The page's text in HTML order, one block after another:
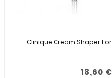
Clinique Cream Shaper For
18,60 €